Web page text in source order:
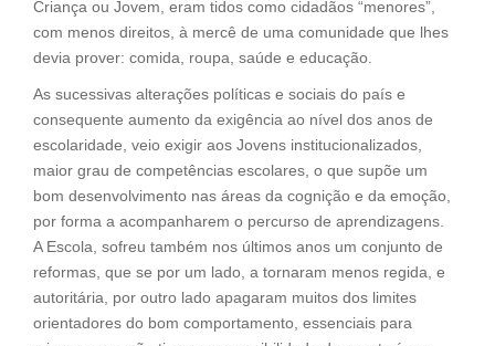
Criança ou Jovem, eram tidos como cidadãos “menores”,
com menos direitos, à mercê de uma comunidade que lhes
devia prover: comida, roupa, saúde e educação.
As sucessivas alterações políticas e sociais do país e
consequente aumento da exigência ao nível dos anos de
escolaridade, veio exigir aos Jovens institucionalizados,
maior grau de competências escolares, o que supõe um
bom desenvolvimento nas áreas da cognição e da emoção,
por forma a acompanharem o percurso de aprendizagens.
A Escola, sofreu também nos últimos anos um conjunto de
reformas, que se por um lado, a tornaram menos regida, e
autoritária, por outro lado apagaram muitos dos limites
orientadores do bom comportamento, essenciais para